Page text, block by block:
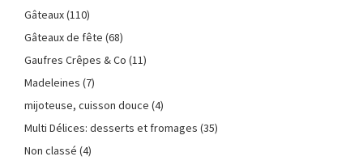
Gâteaux(110)
Gâteaux de fête (68)
Gaufres Crêpes & Co (11)
Madeleines (7)
mijoteuse, cuisson douce (4)
Multi Délices: desserts et fromages (35)
Non classé (4)